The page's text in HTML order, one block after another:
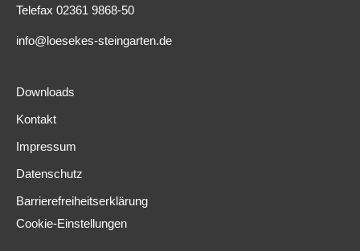
Telefax 02361 9868-50
info@loesekes-steingarten.de
Downloads
Kontakt
Impressum
Datenschutz
Barrierefreiheitserklärung
Cookie-Einstellungen